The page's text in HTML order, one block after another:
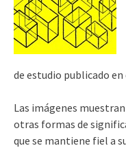
de estudio publicado
Las imágenes
otras formas de
que se mantiene fiel a